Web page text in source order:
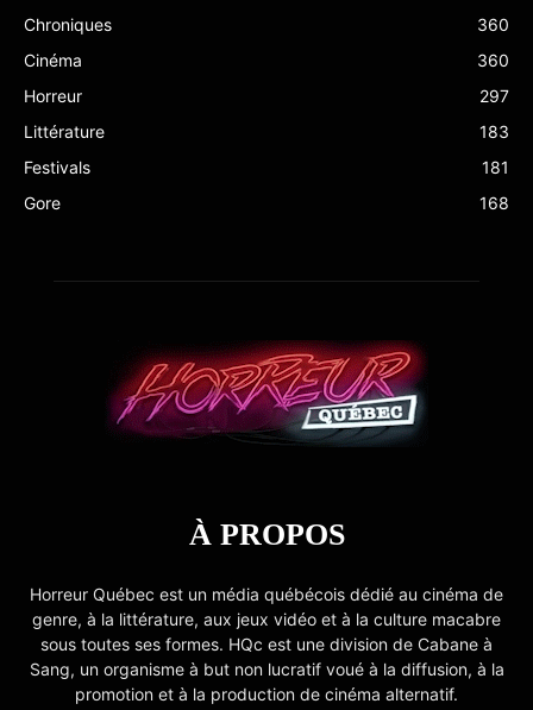
Chroniques
360
Cinéma
360
Horreur
297
Littérature
183
Festivals
181
Gore
168
À PROPOS
Horreur Québec est un média québécois dédié au cinéma de
genre, à la littérature, aux jeux vidéo et à la culture macabre
sous toutes ses formes. HQc est une division de Cabane à
Sang, un organisme à but non lucratif voué à la diffusion, à la
promotion et à la production de cinéma alternatif.